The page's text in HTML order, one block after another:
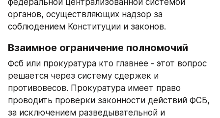
федеральной централизованной системой
органов, осуществляющих надзор за
соблюдением Конституции и законов.
Взаимное ограничение полномочий
Фсб или прокуратура кто главнее - этот вопрос
решается через систему сдержек и
противовесов. Прокуратура имеет право
проводить проверки законности действий ФСБ,
за исключением разведывательной и